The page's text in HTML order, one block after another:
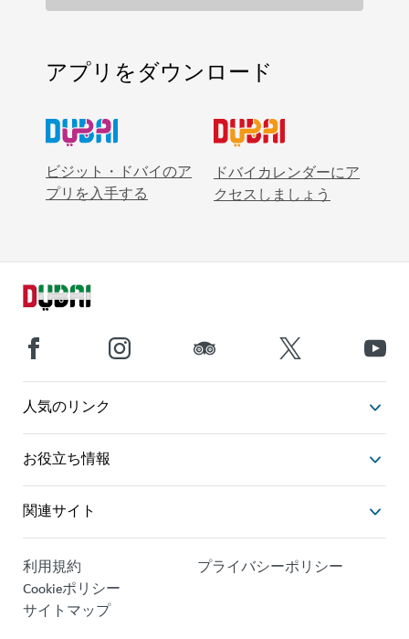
アプリをダウンロード
ビジット・ドバイのア
プリを入手する
ドバイカレンダーにア
クセスしましょう
人気のリンク
お役立ち情報
関連サイト
利用規約
プライバシーポリシー
Cookieポリシー
サイトマップ